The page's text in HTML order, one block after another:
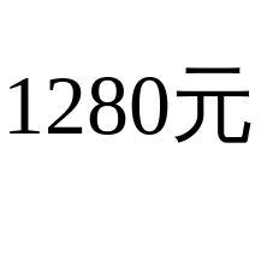
1280元